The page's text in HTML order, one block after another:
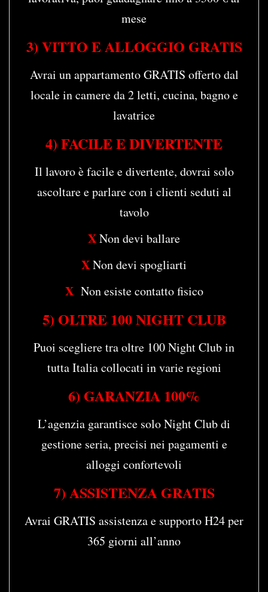
mese
3) VITTO E ALLOGGIO GRATIS
Avrai un appartamento GRATIS offerto dal
locale in camere da 2 letti, cucina, bagno e
lavatrice
4) FACILE E DIVERTENTE
Il lavoro è facile e divertente, dovrai solo
ascoltare e parlare con i clienti seduti al
tavolo
XNon devi ballare
XNon devi spogliarti
X Non esiste contatto fisico
5) OLTRE 100 NIGHT CLUB
Puoi scegliere tra oltre 100 Night Club in
tutta Italia collocati in varie regioni
6) GARANZIA 100%
L’agenzia garantisce solo Night Club di
gestione seria, precisi nei pagamenti e
alloggi confortevoli
7) ASSISTENZA GRATIS
Avrai GRATIS assistenza e supporto H24 per
365 giorni all’anno